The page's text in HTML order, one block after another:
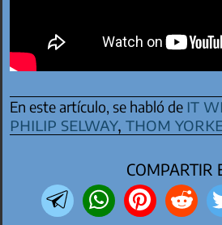
En este artículo, se habló de it
philip selway,thom
COMPARTIR